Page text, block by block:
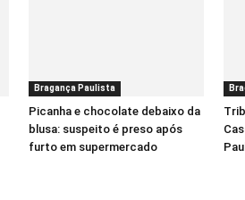
Bragança Paulista
Picanha e chocolate debaixo da
blusa: suspeito é preso após
furto em supermercado